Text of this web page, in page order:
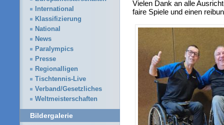
Vielen Dank an alle
faire Spiele und einen
International
Klassifizierung
National
News
Paralympics
Presse
Regionalligen
Tischtennis-Live
Verband/Gesetzliches
Weltmeisterschaften
Bildergalerie